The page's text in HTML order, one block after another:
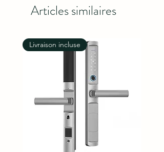
Articles similaires
Livraison incluse